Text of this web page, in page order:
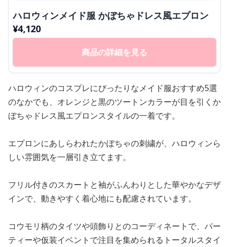
ハロウィンメイド服 かぼちゃドレス風エプロン
¥4,120
商品の詳細を見る
ハロウィンのコスプレにぴったりなメイド服おすすめ5選
のなかでも、オレンジと黒のツートンカラーが目を引くか
ぼちゃドレス風エプロンスタイルの一着です。
エプロンにあしらわれたかぼちゃの刺繍が、ハロウィンら
しい雰囲気を一層引き立てます。
フリル付きのスカートと袖がふんわりとした華やかなデザ
インで、動きやすく着心地にも配慮されています。
コウモリ柄のタイツや頭飾りとのコーディネートで、パー
ティーや仮装イベントで注目を集められるトータルスタイ